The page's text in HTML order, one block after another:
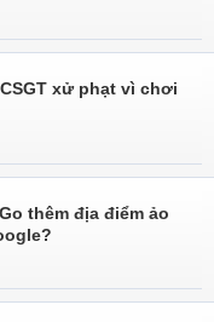
xử phạt vì chơi
thêm địa điểm ảo